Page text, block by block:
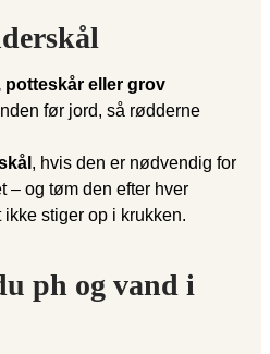
potteskår eller grov
før jord, så rødderne
, hvis den er nødvendig for
– og tøm den efter hver
stiger op i krukken.
ph og vand i